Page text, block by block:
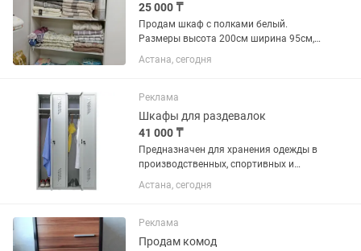
25 000 ₸
Продам шкаф с полками белый.
Размеры высота 200см ширина 95см,
глубина 30см. В хорошем состоянии
Астана, сегодня
Реклама
Шкафы для раздевалок
41 000 ₸
Предназначен для хранения одежды в
производственных, спортивных и
других помещениях, а также для
организации камер хранения. способ
комплекте) ключевой замок...
Астана, сегодня
Реклама
Продам комод